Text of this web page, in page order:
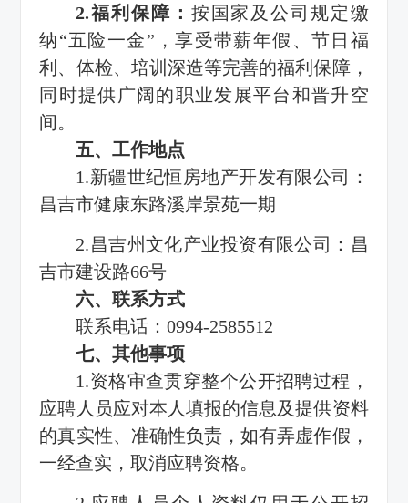
2.福利保障： 按国家及公司规定缴
纳“五险一金”，享受带薪年假、节日福
利、体检、培训深造等完善的福利保障，
同时提供广阔的职业发展平台和晋升空
间。
五、工作地点
1.新疆世纪恒房地产开发有限公司：
昌吉市健康东路溪岸景苑一期
2.昌吉州文化产业投资有限公司：昌
吉市建设路66号
六、联系方式
联系电话：0994-2585512
七、其他事项
1.资格审查贯穿整个公开招聘过程，
应聘人员应对本人填报的信息及提供资料
的真实性、准确性负责，如有弄虚作假，
一经查实，取消应聘资格。